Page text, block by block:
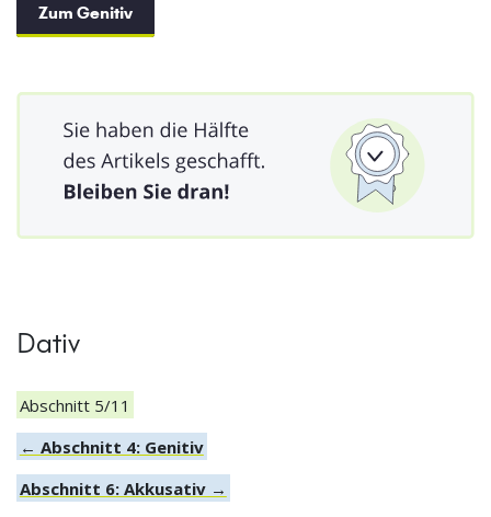
Zum Genitiv
Dativ
Abschnitt 5/11
← Abschnitt 4: Genitiv
Abschnitt 6: Akkusativ →